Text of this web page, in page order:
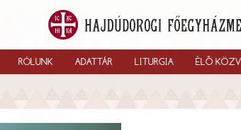
RÓLUNK ADATTÁR LITURGIA ÉLŐ